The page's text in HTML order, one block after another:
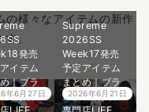
の様々なアイテムの新作
。
発売
イテム
｜ブラ
着買取
年6月27日
Supreme
2026SS
Week17発売
予定アイテム
まとめ｜ブラ
ンド古着買取
2026年6月21日